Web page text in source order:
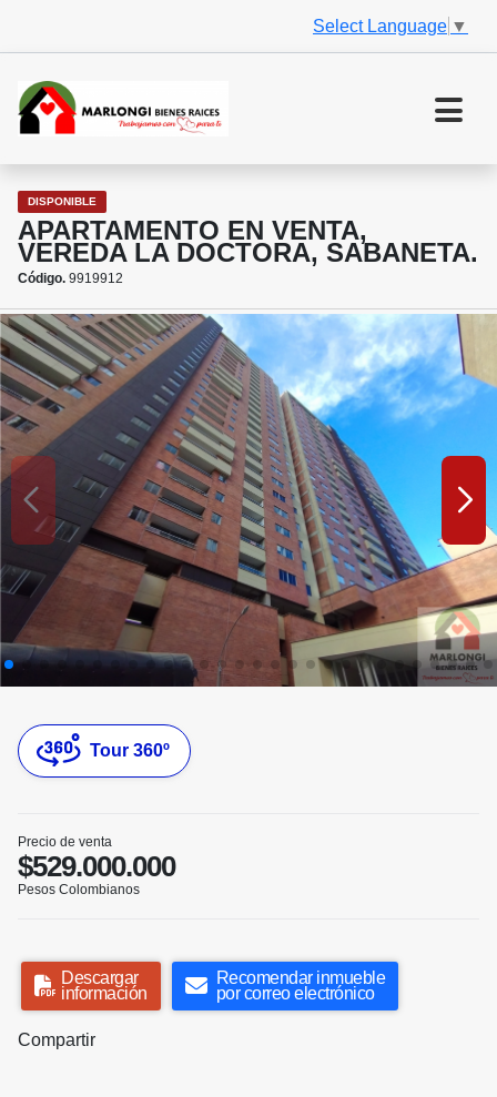
Select Language ▼
DISPONIBLE
APARTAMENTO EN VENTA,
VEREDA LA DOCTORA, SABANETA.
Código. 9919912
Tour 360º
Precio de venta
$529.000.000
Pesos Colombianos
Descargar
información
Recomendar inmueble
por correo electrónico
Compartir